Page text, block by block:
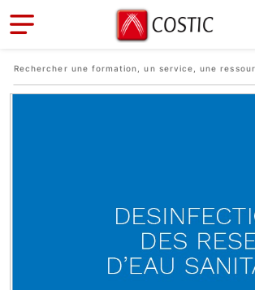
Aller au contenu principal